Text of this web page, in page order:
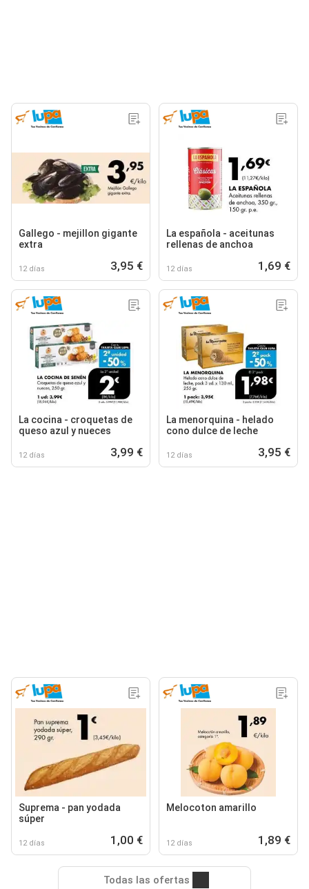
Gallego - mejillon gigante
extra
12 días 3,95 €
La española - aceitunas
rellenas de anchoa
12 días 1,69 €
La cocina - croquetas de
queso azul y nueces
12 días 3,99 €
La menorquina - helado
cono dulce de leche
12 días 3,95 €
Suprema - pan yodada
súper
12 días 1,00 €
Melocoton amarillo
12 días 1,89 €
Todas las ofertas